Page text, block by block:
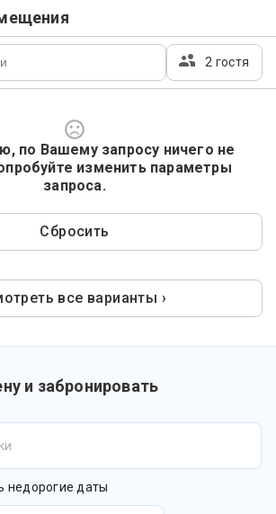
2 гостя
по Вашему запросу ничего не
изменить параметры
запроса.
Сбросить
все варианты ›
и забронировать
недорогие даты